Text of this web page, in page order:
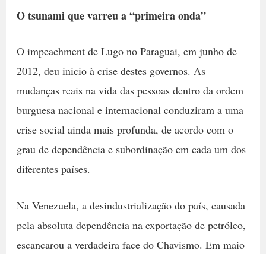
O tsunami que varreu a “primeira onda”
O impeachment de Lugo no Paraguai, em junho de
2012, deu inicio à crise destes governos. As
mudanças reais na vida das pessoas dentro da ordem
burguesa nacional e internacional conduziram a uma
crise social ainda mais profunda, de acordo com o
grau de dependência e subordinação em cada um dos
diferentes países.
Na Venezuela, a desindustrialização do país, causada
pela absoluta dependência na exportação de petróleo,
escancarou a verdadeira face do Chavismo. Em maio